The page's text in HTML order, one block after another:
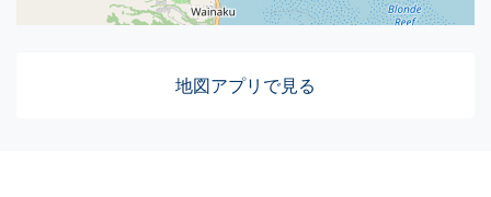
地図アプリで見る